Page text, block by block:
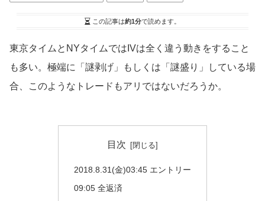
この記事は約1分で読めます。
東京タイムとNYタイムではIVは全く違う動きをすること
も多い。極端に「謎剥げ」もしくは「謎盛り」している場
合、このようなトレードもアリではないだろうか。
目次
2018.8.31(金)03:45 エントリー
09:05 全返済